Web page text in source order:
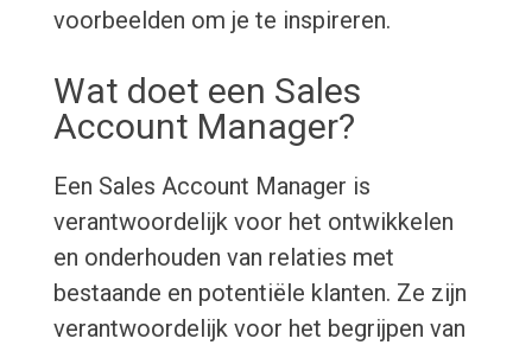
voorbeelden om je te inspireren.
Wat doet een Sales
Account Manager?
Een Sales Account Manager is
verantwoordelijk voor het ontwikkelen
en onderhouden van relaties met
bestaande en potentiële klanten. Ze zijn
verantwoordelijk voor het begrijpen van